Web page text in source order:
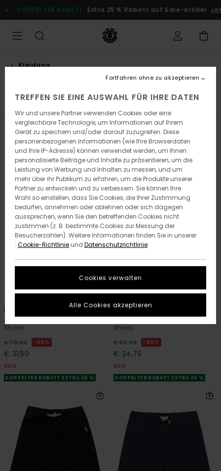
zur
Produkt
springen
DOPPELTER RABATT Extra 25 % Rabatt auf Sale-Artikel
Kleidung
Filtern & Sortieren 9Ergebnisse
Direkt
Filterkriterien
springen
Überspringen
filtern
nach
RECYCLED
Big
Jungen 8-16 Lila Zimmermann-
Shorts
€ 70,00 55%
€ 31,50
SALE
DOPPELTER RABATT EXTRA 25 %
1 RECYCLED
Howland Work 18.9"
Shorts
€ 55,00 55%
€ 24,75
SALE
DOPPELTER RABATT EXTRA 25 %
TREFFEN SIE EINE AUSWAHL FÜR IHRE DATEN
Wir und unsere Partner verwenden Cookies oder eine
vergleichbare Technologie, um Informationen auf Ihrem
Gerät zu speichern und/oder darauf zuzugreifen. Diese
personenbezogenen Informationen (wie Ihre Browserdaten
und Ihre IP-Adresse) können verwendet werden, um Ihnen
personalisierte Beiträge und Inhalte zu präsentieren, um die
Leistung von Werbung und Inhalten zu messen, und um
mehr über ihr Publikum zu erfahren, um die Produkte unserer
Partner zu entwickeln und zu verbessern. Sie können Ihre
Wahl so einstellen, dass Sie Cookies, die Ihrer Zustimmung
bedürfen, annehmen oder ablehnen oder sich dagegen
aussprechen, wenn Sie den betreffenden Cookies nicht
zustimmen (z. B. bestimmte Cookies zur Messung der
Besucherzahlen). Weitere Informationen finden Sie in unserer
: Cookie-Richtlinieund Datenschutzrichtlinie
Cookies verwalten
Fortfahren ohne zu akzeptieren
Alle Cookies akzeptieren